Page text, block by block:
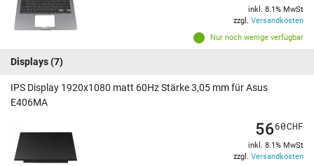
Nur noch wenige verfügbar
inkl. 8.1% MwSt
zzgl. Versandkosten
Displays(7)
IPS Display 1920x1080 matt 60Hz Stärke 3,05 mm für Asus
E406MA
5660CHF
inkl. 8.1% MwSt
zzgl. Versandkosten